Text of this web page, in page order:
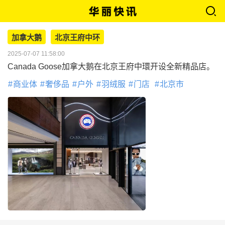
加拿大鹅 北京王府中环
2025-07-07 11:58:00
Canada Goose加拿大鹅在北京王府中環开设全新精品店。
商业体 奢侈品 户外 羽绒服 门店 北京市